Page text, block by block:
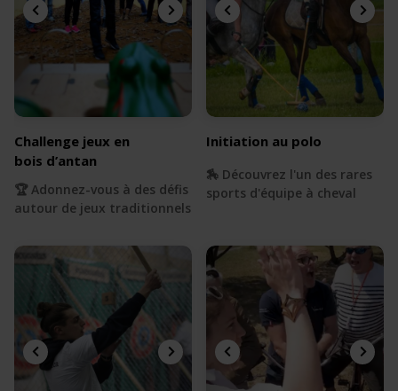
Challenge jeux en
bois d’antan
🏆 Adonnez-vous à des défis
autour de jeux traditionnels
Initiation au polo
🏇 Découvrez l'un des rares
sports d'équipe à cheval